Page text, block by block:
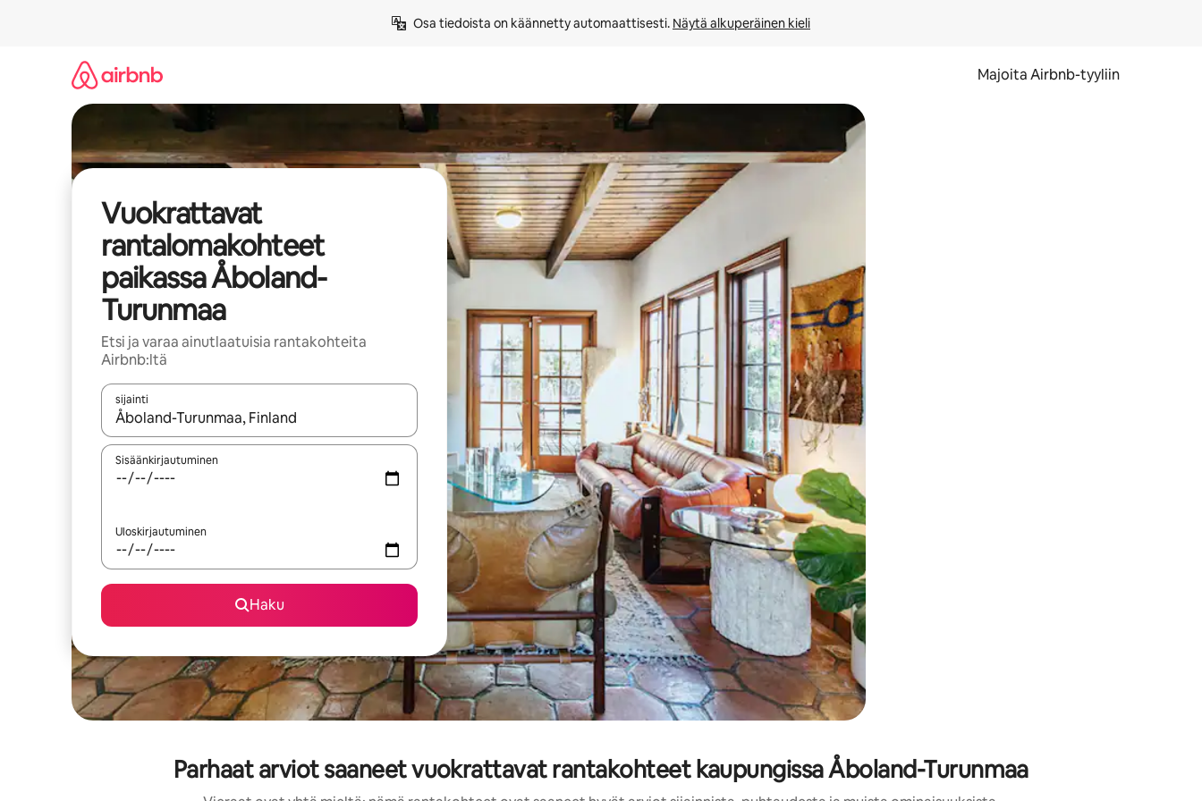
Osa tiedoista on käännetty automaattisesti. Näytä alkuperäinen kieli
Majoita Airbnb-tyyliin
Vuokrattavat
rantalomakohteet
paikassa Åboland-
Turunmaa
Etsi ja varaa ainutlaatuisia rantakohteita
Airbnb:ltä
sijainti
Kun tulokset ovat saatavilla, navigoi ylös- ja alas-nuolinäppäimillä tai tutustu koskettamalla tai pyyhkäisemällä.
Sisäänkirjautuminen
Uloskirjautuminen
Haku
Parhaat arviot saaneet vuokrattavat rantakohteet kaupungissa Åboland-Turunmaa